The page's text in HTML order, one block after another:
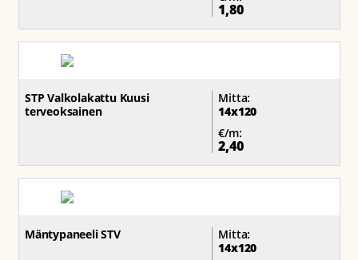
1,80
STP Valkolakattu Kuusi
terveoksainen
Mitta:
14x120
€/m:
2,40
Mäntypaneeli STV
Mitta:
14x120